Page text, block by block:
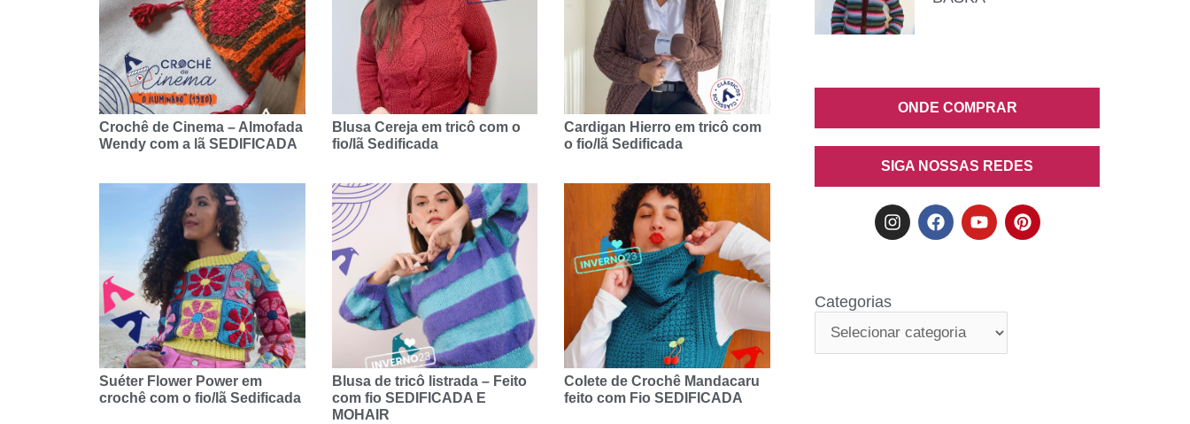
Crochê de Cinema – Almofada
Wendy com a lã SEDIFICADA
Blusa Cereja em tricô com o
fio/lã Sedificada
Cardigan Hierro em tricô com
o fio/lã Sedificada
Suéter Flower Power em
crochê com o fio/lã Sedificada
Blusa de tricô listrada – Feito
com fio SEDIFICADA E
MOHAIR
Colete de Crochê Mandacaru
feito com Fio SEDIFICADA
ONDE COMPRAR
SIGA NOSSAS REDES
Categorias